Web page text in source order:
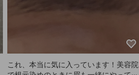
シやレビューが多いものは色が微妙だっ
値段も妥当だと思うし、グリップ感も良
いです！使ってみて、全部気に入ってま
これ、本当に気に入っています！美容院